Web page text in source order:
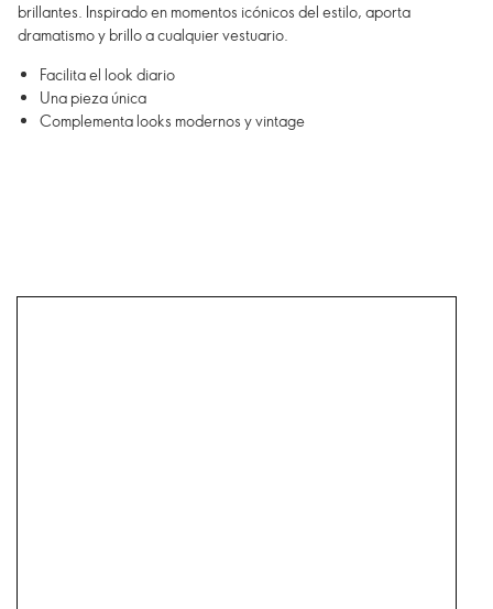
brillantes. Inspirado en momentos icónicos del estilo, aporta
dramatismo y brillo a cualquier vestuario.
Facilita el look diario
Una pieza única
Complementa looks modernos y vintage